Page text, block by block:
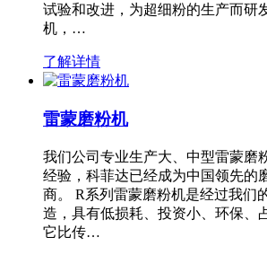
试验和改进，为超细粉的生产而研
机，…
了解详情
雷蒙磨粉机
我们公司专业生产大、中型雷蒙磨
经验，科菲达已经成为中国领先的
商。 R系列雷蒙磨粉机是经过我们
造，具有低损耗、投资小、环保、
它比传…